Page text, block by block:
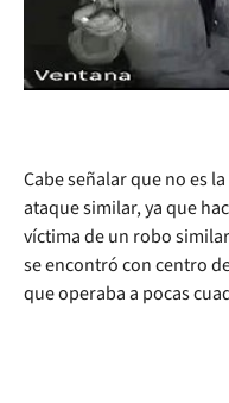
Cabe señalar que no es
ataque similar, ya que
víctima de un robo
se encontró con centro
que operaba a pocas